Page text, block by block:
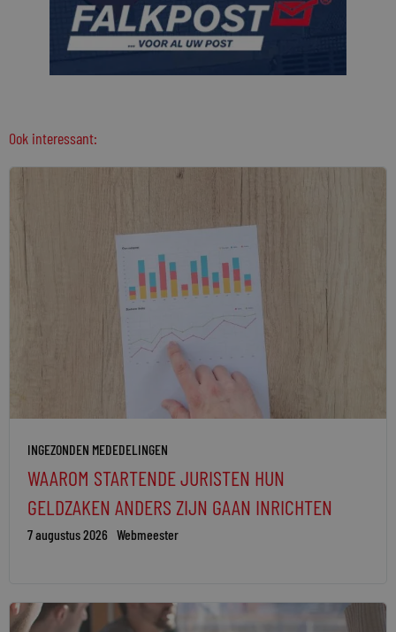
Ook interessant:
INGEZONDEN MEDEDELINGEN
WAAROM STARTENDE JURISTEN HUN
GELDZAKEN ANDERS ZIJN GAAN INRICHTEN
7 augustus 2026 Webmeester